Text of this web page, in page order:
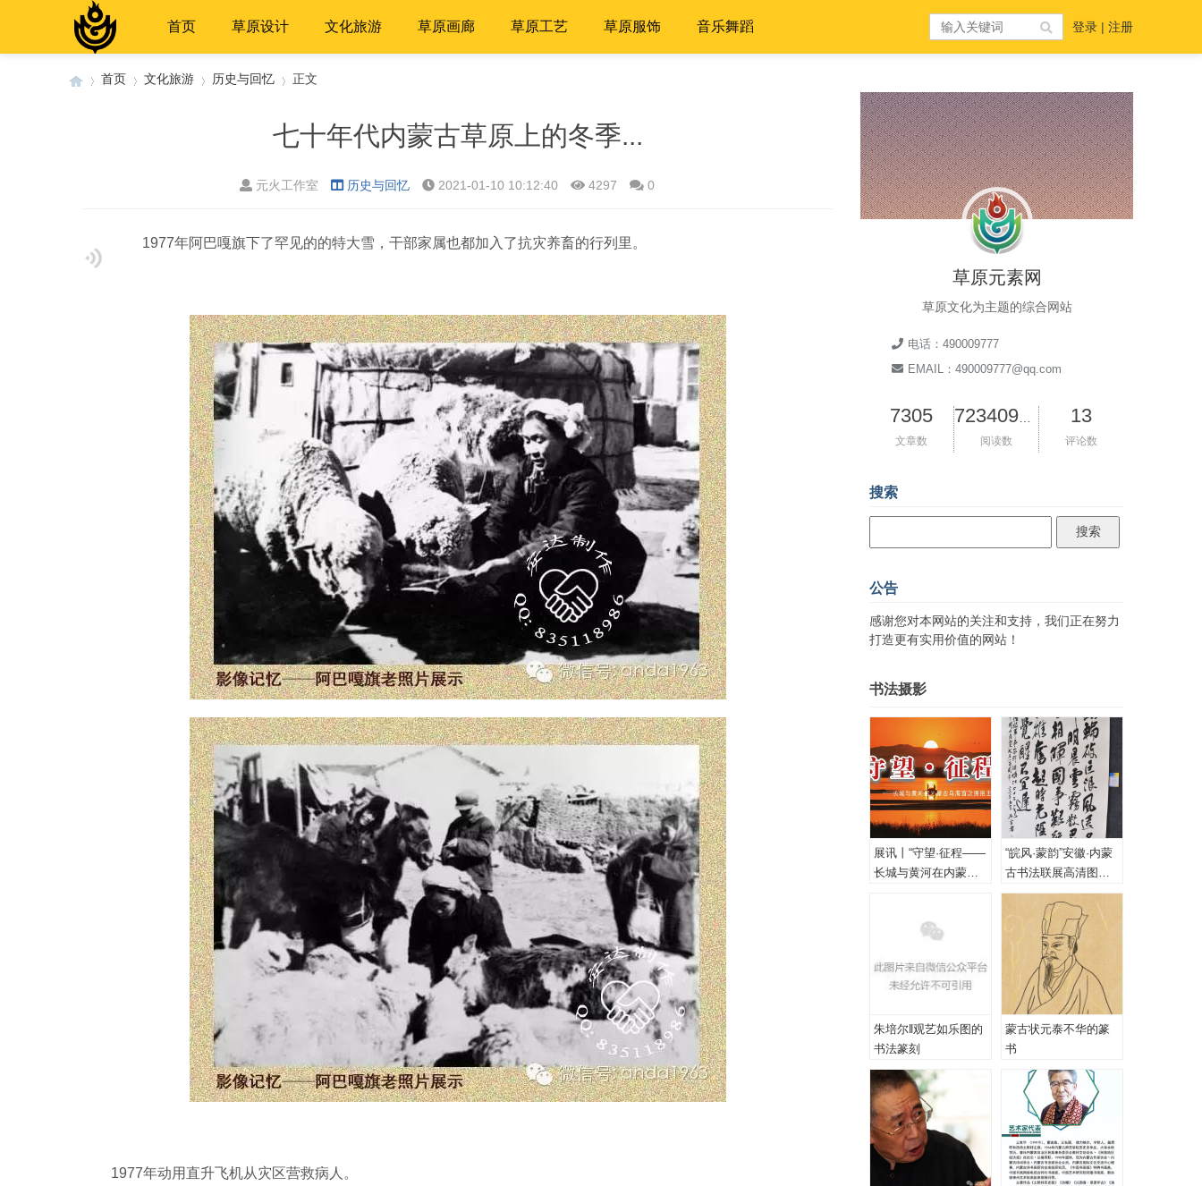
首页 草原设计 文化旅游 草原画廊 草原工艺 草原服饰 音乐舞蹈 登录 | 注册
首页 文化旅游 历史与回忆 正文
七十年代内蒙古草原上的冬季...
元火工作室 历史与回忆 2021-01-10 10:12:40 4297 0
1977年阿巴嘎旗下了罕见的的特大雪，干部家属也都加入了抗灾养畜的行列里。
1977年动用直升飞机从灾区营救病人。
草原元素网
草原文化为主题的综合网站
电话：490009777
EMAIL：490009777@qq.com
7305
文章数 阅读数
13
评论数
搜索
公告
感谢您对本网站的关注和支持，我们正在努力
打造更有实用价值的网站！
书法摄影
展讯丨“守望·征程——
长城与黄河在内蒙古
“皖风·蒙韵”安徽·内蒙
古书法联展高清图
（一、特邀作品）
朱培尔‖观艺如乐图的
书法篆刻
蒙古状元泰不华的篆
书